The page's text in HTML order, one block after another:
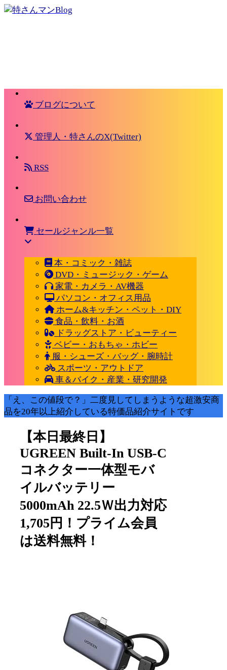
ブログについて
管理人・特さんのX(Twitter)
RSS
お問い合わせ
セールジャンル一覧
本・コミック・雑誌
DVD・ミュージック・ゲーム
家電・カメラ・AV機器
パソコン・オフィス用品
ホーム&キッチン・ペット・DIY
食品・飲料・お酒
ドラッグストア・ビューティー
ベビー・おもちゃ・ホビー
服・シューズ・バッグ・腕時計
スポーツ・アウトドア
車＆バイク・産業・研究開発
「え、この値段で？」二度見してしまうような超激安商
品を20年以上紹介している特価品紹介サイトです
【本日最終日】
UGREEN Built-In USB-C
コネクター一体型モバ
イルバッテリー
5000mAh 22.5Ｗ出力対応
1,705円！プライム会員
は送料無料！